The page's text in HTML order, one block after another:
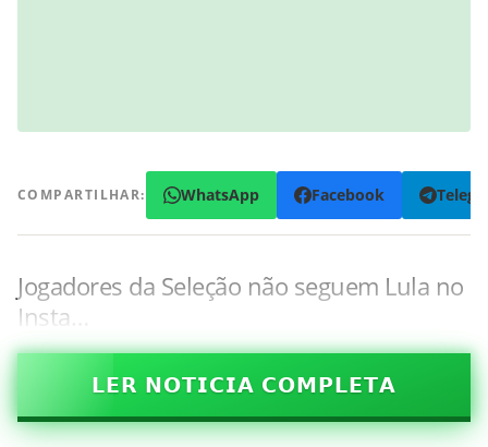
COMPARTILHAR: WhatsApp Facebook
Jogadores da Seleção não seguem Lula no
Insta…
𝗟𝗘𝗥 𝗡𝗢𝗧𝗜𝗖𝗜𝗔 𝗖𝗢𝗠𝗣𝗟𝗘𝗧𝗔